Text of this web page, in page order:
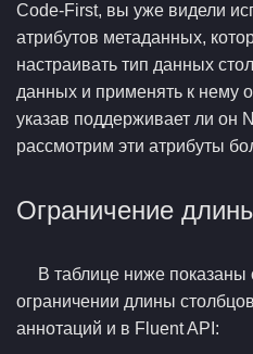
Code-First, вы уже видели
атрибутов метаданных,
настраивать тип данных
данных и применять к нему
указав поддерживает ли он
рассмотрим эти атрибуты
Ограничение
В таблице ниже показаны
ограничении длины
аннотаций и в Fluent API: